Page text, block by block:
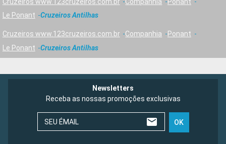
Le Ponant
Cruzeiros Antilhas
Cruzeiros www.123cruzeiros.com.br Companhia
Ponant
Le Ponant
Cruzeiros Antilhas
Newsletters
Receba as nossas promoções exclusivas
SEU ÉMAIL OK